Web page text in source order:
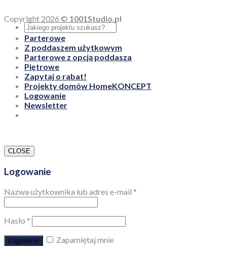
Copyright 2026 © 1001Studio.pl
Parterowe
Z poddaszem użytkowym
Parterowe z opcją poddasza
Piętrowe
Zapytaj o rabat!
Projekty domów HomeKONCEPT
Logowanie
Newsletter
CLOSE
Logowanie
Nazwa użytkownika lub adres e-mail *
Hasło *
Logowanie
Zapamiętaj mnie